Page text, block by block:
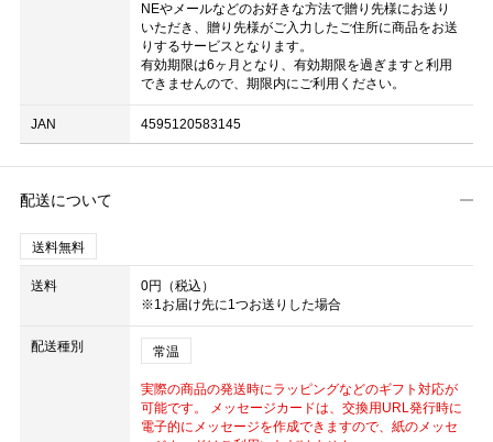
NEやメールなどのお好きな方法で贈り先様にお送り
いただき、贈り先様がご入力したご住所に商品をお送
りするサービスとなります。
有効期限は6ヶ月となり、有効期限を過ぎますと利用
できませんので、期限内にご利用ください。
JAN 4595120583145
配送について
送料無料
送料
0円（税込）
※1お届け先に1つお送りした場合
配送種別 常温
実際の商品の発送時にラッピングなどのギフト対応が
可能です。 メッセージカードは、交換用URL発行時に
電子的にメッセージを作成できますので、紙のメッセ